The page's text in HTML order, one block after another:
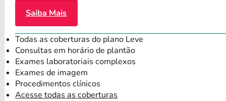
Saiba Mais
Todas as coberturas do plano Leve
Consultas em horário de plantão
Exames laboratoriais complexos
Exames de imagem
Procedimentos clínicos
Acesse todas as coberturas